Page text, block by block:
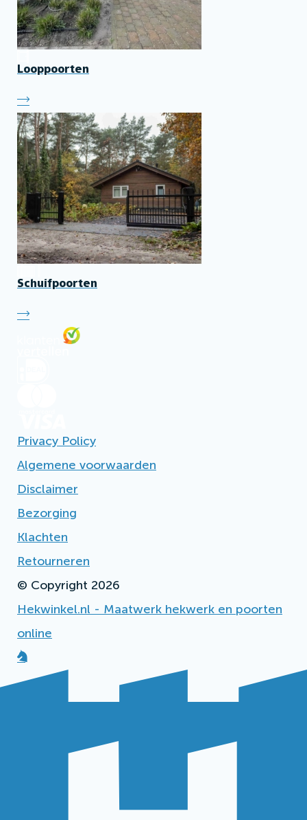
Looppoorten
Schuifpoorten
Privacy Policy
Algemene voorwaarden
Disclaimer
Bezorging
Klachten
Retourneren
© Copyright 2026
Hekwinkel.nl - Maatwerk hekwerk en poorten
online